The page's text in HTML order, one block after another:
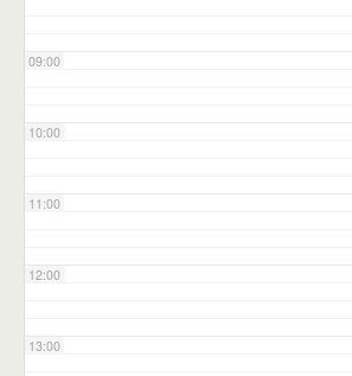
09:00
10:00
11:00
12:00
13:00